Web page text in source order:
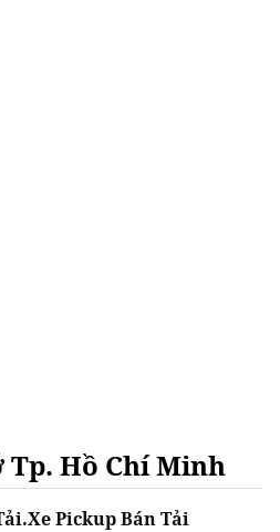
Tp. Hồ Chí Minh
Pickup Bán Tải